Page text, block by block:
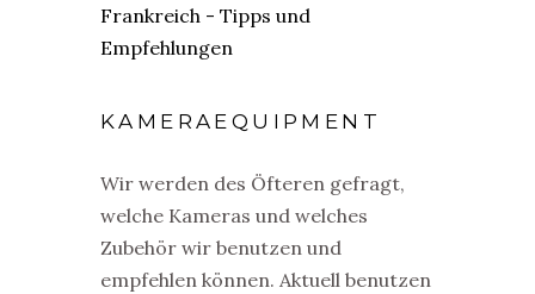
KAMERAEQUIPMENT
Wir werden des Öfteren gefragt,
welche Kameras und welches
Zubehör wir benutzen und
empfehlen können. Aktuell benutzen